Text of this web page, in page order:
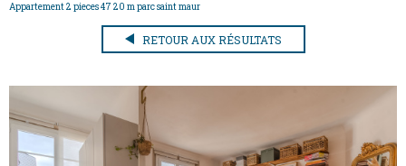
Appartement 2 pieces 47 20 m parc saint maur
RETOUR AUX RÉSULTATS